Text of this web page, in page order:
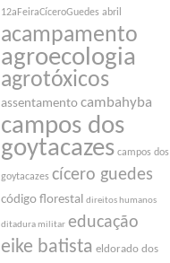
12aFeiraCíceroGuedes abril
acampamento
agroecologia
agrotóxicos
assentamento cambahyba
campos dos
goytacazes campos dos
goytacazes cícero guedes
código florestal direitos humanos
ditadura militar educação
eike batista eldorado dos